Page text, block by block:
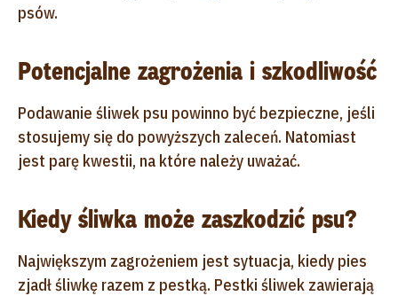
psów.
Potencjalne zagrożenia i szkodliwość
Podawanie śliwek psu powinno być bezpieczne, jeśli
stosujemy się do powyższych zaleceń. Natomiast
jest parę kwestii, na które należy uważać.
Kiedy śliwka może zaszkodzić psu?
Największym zagrożeniem jest sytuacja, kiedy pies
zjadł śliwkę razem z pestką. Pestki śliwek zawierają